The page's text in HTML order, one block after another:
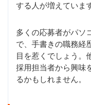
する人が増えていま
多くの応募者がパソ
で、手書きの職務経
目を惹くでしょう。
採用担当者から興味
るかもしれません。